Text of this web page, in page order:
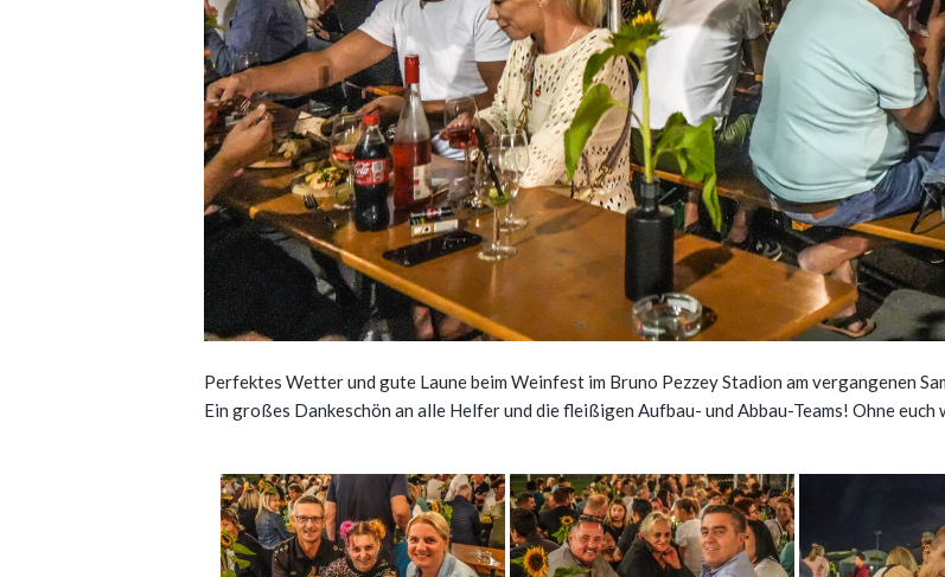
Perfektes Wetter und gute Laune beim Weinfest im Bruno Pezzey Stadion am vergangenen
Ein großes Dankeschön an alle Helfer und die fleißigen Aufbau- und Abbau-Teams! Ohne